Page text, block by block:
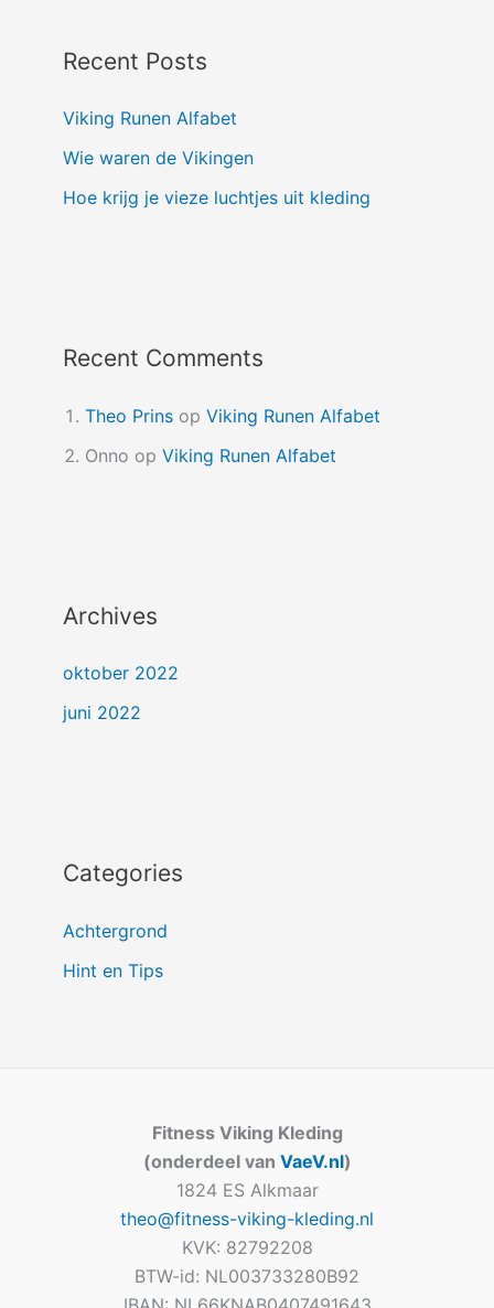
Recent Posts
Viking Runen Alfabet
Wie waren de Vikingen
Hoe krijg je vieze luchtjes uit kleding
Recent Comments
Theo Prinsop Viking Runen Alfabet
Onno op Viking Runen Alfabet
Archives
oktober 2022
juni 2022
Categories
Achtergrond
Hint en Tips
Fitness Viking Kleding
(onderdeel van VaeV.nl)
1824 ES Alkmaar
theo@fitness-viking-kleding.nl
KVK: 82792208
BTW-id: NL003733280B92